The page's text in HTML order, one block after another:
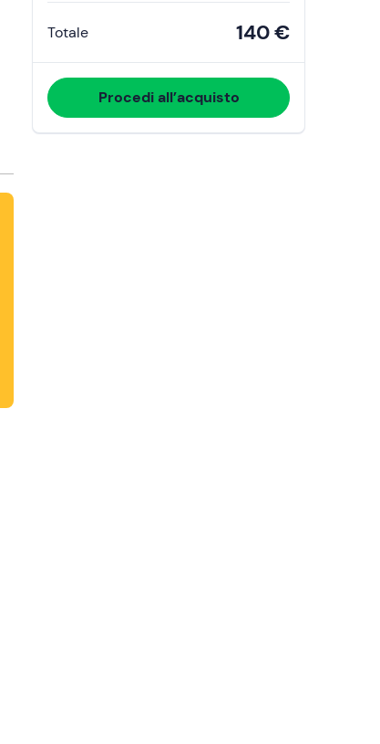
date.
Press
the
question
Totale 140 €
Procedi all’acquisto